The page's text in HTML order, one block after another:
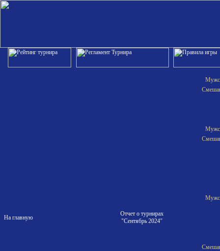
На главную
Отчет о турнирах
"Сентябрь 2024"